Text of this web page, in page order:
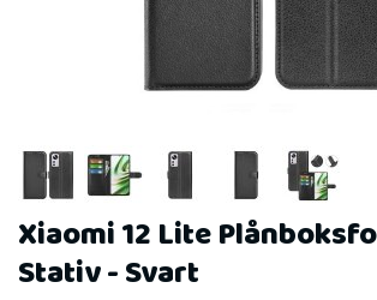
Xiaomi 12 Lite
Stativ - Svart